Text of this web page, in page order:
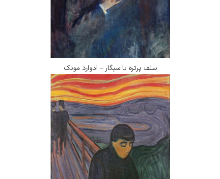
سلف پرتره با سیگار – ادوارد مونک